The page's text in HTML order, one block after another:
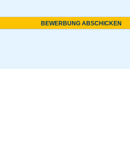
BEWERBUNG ABSCHICKEN